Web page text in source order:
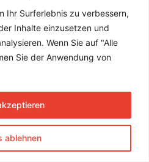
Ihr Surferlebnis zu verbessern,
Inhalte einzusetzen und
Wenn Sie auf "Alle
Sie der Anwendung von
ablehnen